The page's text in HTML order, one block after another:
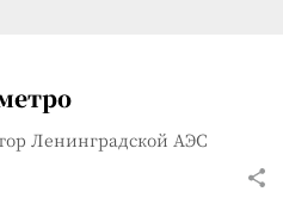
Ленинградской АЭС